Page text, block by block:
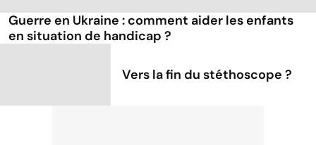
Guerre en Ukraine : comment aider les enfants
en situation de handicap ?
Vers la fin du stéthoscope ?